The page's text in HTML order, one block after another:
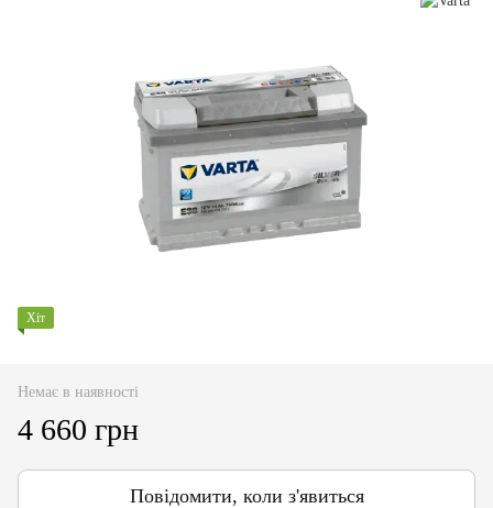
Хіт
Немає в наявності
4 660 грн
Повідомити, коли з'явиться